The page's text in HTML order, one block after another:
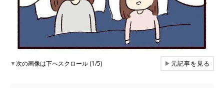
▼次の画像は下へスクロール (1/5) ▶元記事を見る